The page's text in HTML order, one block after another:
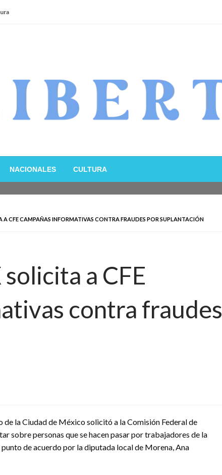
NACIONALES CULTURA
A CFE CAMPAÑAS INFORMATIVAS CONTRA FRAUDES POR SUPLANTACIÓN
a CFE
contra fraudes
la Ciudad de México solicitó a la Comisión Federal de
sobre personas que se hacen pasar por trabajadores de la
de acuerdo por la diputada local de Morena, Ana